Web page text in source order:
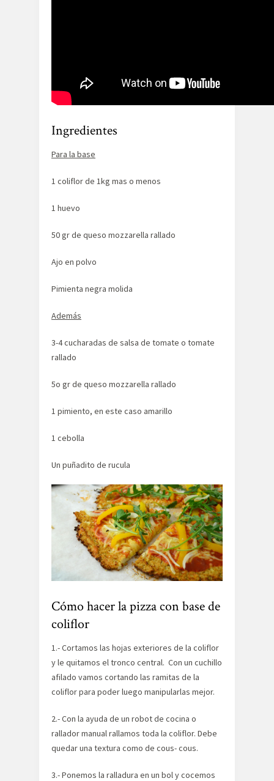
Ingredientes
Para la base
1 coliflor de 1kg mas o menos
1 huevo
50 gr de queso mozzarella rallado
Ajo en polvo
Pimienta negra molida
Además
3-4 cucharadas de salsa de tomate o tomate
rallado
5o gr de queso mozzarella rallado
1 pimiento, en este caso amarillo
1 cebolla
Un puñadito de rucula
Cómo hacer la pizza con base de
coliflor
1.- Cortamos las hojas exteriores de la coliflor
y le quitamos el tronco central. Con un cuchillo
afilado vamos cortando las ramitas de la
coliflor para poder luego manipularlas mejor.
2.- Con la ayuda de un robot de cocina o
rallador manual rallamos toda la coliflor. Debe
quedar una textura como de cous- cous.
3.- Ponemos la ralladura en un bol y cocemos